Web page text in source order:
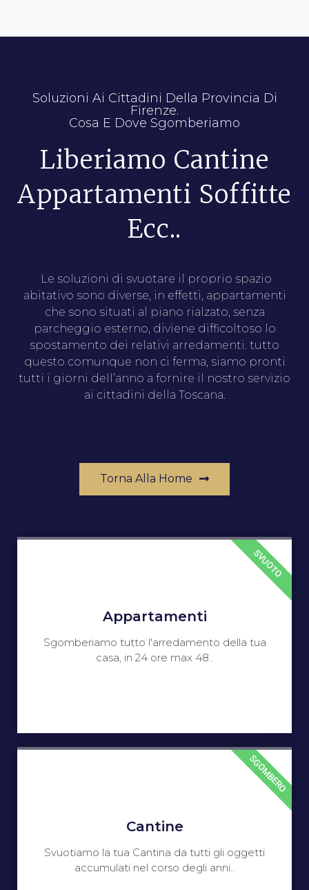
Soluzioni Ai Cittadini Della Provincia Di
Firenze.
Cosa E Dove Sgomberiamo
Liberiamo Cantine
Appartamenti Soffitte
Ecc..
Le soluzioni di svuotare il proprio spazio
abitativo sono diverse, in effetti, appartamenti
che sono situati al piano rialzato, senza
parcheggio esterno, diviene difficoltoso lo
spostamento dei relativi arredamenti. tutto
questo comunque non ci ferma, siamo pronti
tutti i giorni dell’anno a fornire il nostro servizio
ai cittadini della Toscana.
Torna Alla Home
Appartamenti
Sgomberiamo tutto l'arredamento della tua
casa, in 24 ore max 48..
SVUOTO
Cantine
Svuotiamo la tua Cantina da tutti gli oggetti
accumulati nel corso degli anni..
SGOMBERO